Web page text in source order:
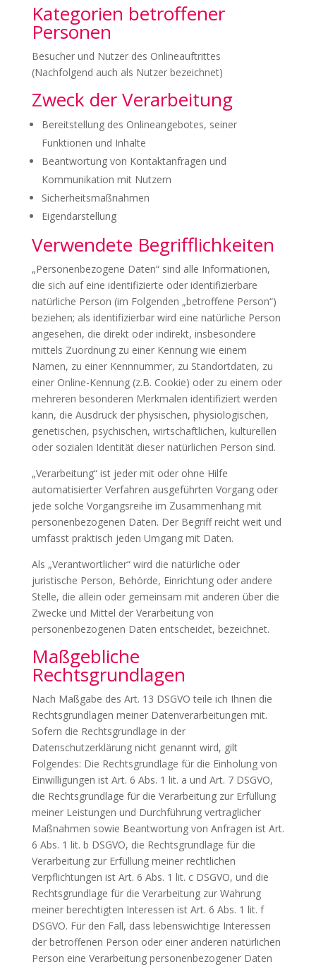
Kategorien betroffener
Personen
Besucher und Nutzer des Onlineauftrittes
(Nachfolgend auch als Nutzer bezeichnet)
Zweck der Verarbeitung
Bereitstellung des Onlineangebotes, seiner
Funktionen und Inhalte
Beantwortung von Kontaktanfragen und
Kommunikation mit Nutzern
Sicherheitsmaßnahmen
Eigendarstellung
Verwendete Begrifflichkeiten
„Personenbezogene Daten“ sind alle Informationen,
die sich auf eine identifizierte oder identifizierbare
natürliche Person (im Folgenden „betroffene Person“)
beziehen; als identifizierbar wird eine natürliche Person
angesehen, die direkt oder indirekt, insbesondere
mittels Zuordnung zu einer Kennung wie einem
Namen, zu einer Kennnummer, zu Standortdaten, zu
einer Online-Kennung (z.B. Cookie) oder zu einem oder
mehreren besonderen Merkmalen identifiziert werden
kann, die Ausdruck der physischen, physiologischen,
genetischen, psychischen, wirtschaftlichen, kulturellen
oder sozialen Identität dieser natürlichen Person sind.
„Verarbeitung“ ist jeder mit oder ohne Hilfe
automatisierter Verfahren ausgeführten Vorgang oder
jede solche Vorgangsreihe im Zusammenhang mit
personenbezogenen Daten. Der Begriff reicht weit und
umfasst praktisch jeden Umgang mit Daten.
Als „Verantwortlicher“ wird die natürliche oder
juristische Person, Behörde, Einrichtung oder andere
Stelle, die allein oder gemeinsam mit anderen über die
Zwecke und Mittel der Verarbeitung von
personenbezogenen Daten entscheidet, bezeichnet.
Maßgebliche
Rechtsgrundlagen
Nach Maßgabe des Art. 13 DSGVO teile ich Ihnen die
Rechtsgrundlagen meiner Datenverarbeitungen mit.
Sofern die Rechtsgrundlage in der
Datenschutzerklärung nicht genannt wird, gilt
Folgendes: Die Rechtsgrundlage für die Einholung von
Einwilligungen ist Art. 6 Abs. 1 lit. a und Art. 7 DSGVO,
die Rechtsgrundlage für die Verarbeitung zur Erfüllung
meiner Leistungen und Durchführung vertraglicher
Maßnahmen sowie Beantwortung von Anfragen ist Art.
6 Abs. 1 lit. b DSGVO, die Rechtsgrundlage für die
Verarbeitung zur Erfüllung meiner rechtlichen
Verpflichtungen ist Art. 6 Abs. 1 lit. c DSGVO, und die
Rechtsgrundlage für die Verarbeitung zur Wahrung
meiner berechtigten Interessen ist Art. 6 Abs. 1 lit. f
DSGVO. Für den Fall, dass lebenswichtige Interessen
der betroffenen Person oder einer anderen natürlichen
Person eine Verarbeitung personenbezogener Daten